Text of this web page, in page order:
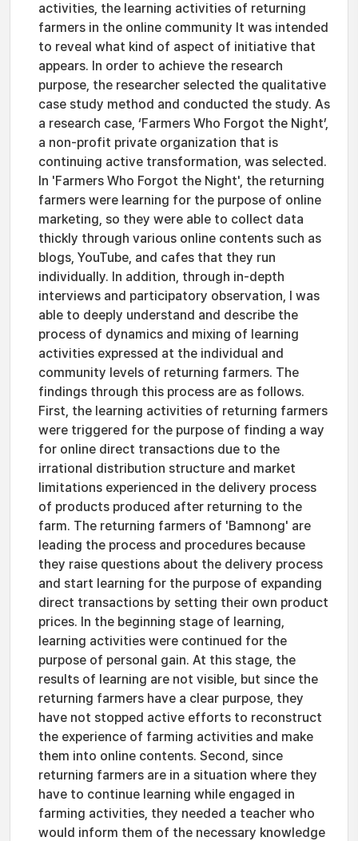
activities, the learning activities of returning
farmers in the online community It was intended
to reveal what kind of aspect of initiative that
appears. In order to achieve the research
purpose, the researcher selected the qualitative
case study method and conducted the study. As
a research case, ‘Farmers Who Forgot the Night’,
a non-profit private organization that is
continuing active transformation, was selected.
In 'Farmers Who Forgot the Night', the returning
farmers were learning for the purpose of online
marketing, so they were able to collect data
thickly through various online contents such as
blogs, YouTube, and cafes that they run
individually. In addition, through in-depth
interviews and participatory observation, I was
able to deeply understand and describe the
process of dynamics and mixing of learning
activities expressed at the individual and
community levels of returning farmers. The
findings through this process are as follows.
First, the learning activities of returning farmers
were triggered for the purpose of finding a way
for online direct transactions due to the
irrational distribution structure and market
limitations experienced in the delivery process
of products produced after returning to the
farm. The returning farmers of 'Bamnong' are
leading the process and procedures because
they raise questions about the delivery process
and start learning for the purpose of expanding
direct transactions by setting their own product
prices. In the beginning stage of learning,
learning activities were continued for the
purpose of personal gain. At this stage, the
results of learning are not visible, but since the
returning farmers have a clear purpose, they
have not stopped active efforts to reconstruct
the experience of farming activities and make
them into online contents. Second, since
returning farmers are in a situation where they
have to continue learning while engaged in
farming activities, they needed a teacher who
would inform them of the necessary knowledge